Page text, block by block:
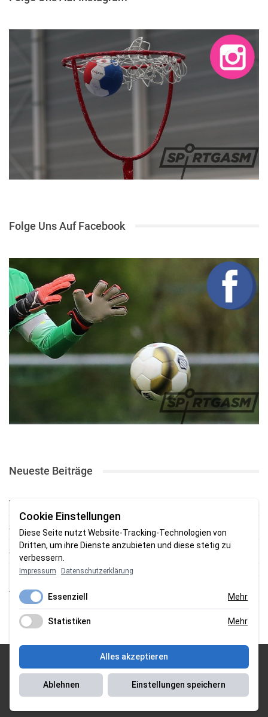
Folge Uns Auf Facebook
Neueste Beiträge
TSV gewinnt Testspiel bei Braker Reserve
SV Brake gewinnt erstes Heimspiel mit 2:0
SV Brake feiert 5:2-Auftaktsieg beim Delmenhorster TB
Fehlstart in Oldenburg: 1. FC Nordenham verliert zum Bezirksliga-
Auftakt
Fußball in der Wesermarsch: Die Bilder vom Wochenende
© 2026 Sportgasm . All Rights Reserved.
Unser Team|Impressum Datenschutzerklärung|Magazin Saison
2018/2019|Magazin Saison 2019/2020|Magazin Saison 2020/2021|
Cookie Einstellungen
Diese Seite nutzt Website-Tracking-Technologien von
Dritten, um ihre Dienste anzubieten und diese stetig zu
verbessern.
Impressum Datenschutzerklärung
Essenziell Mehr
Statistiken Mehr
Ablehnen Einstellungen speichern
Alles akzeptieren